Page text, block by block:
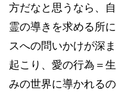
方だなと思うなら、
霊の導きを求める所
スへの問いかけが深
起こり、愛の行為＝
みの世界に導かれる